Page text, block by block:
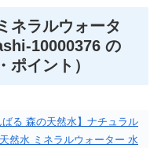
ネラルウォータ
10000376 の
ポイント）
ばる 森の天然水】ナチュラル
然水 ミネラルウォーター 水